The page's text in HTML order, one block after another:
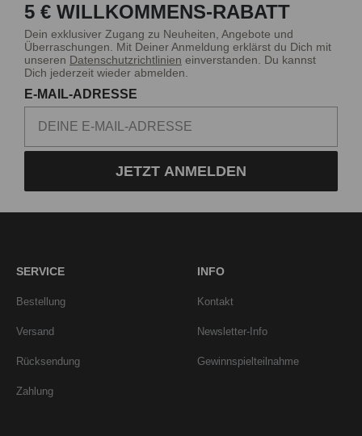
5 € WILLKOMMENS-RABATT
Dein exklusiver Zugang zu Neuheiten, Angebote und
Überraschungen. Mit Deiner Anmeldung erklärst du Dich mit
unseren Datenschutzrichtlinien einverstanden. Du kannst
Dich jederzeit wieder abmelden.
E-MAIL-ADRESSE
JETZT ANMELDEN
SERVICE
Bestellung
Versand
Rücksendung
Zahlung
INFO
Kontakt
Newsletter-Info
Gewinnspielteilnahme